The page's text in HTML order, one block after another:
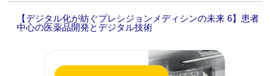
【デジタル化が紡ぐプレシジョンメディシンの未来 6】患者
中心の医薬品開発とデジタル技術